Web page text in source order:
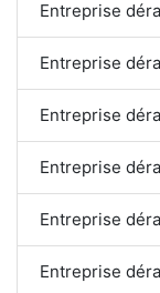
Entreprise
Entreprise
Entreprise
Entreprise
Entreprise
Entreprise